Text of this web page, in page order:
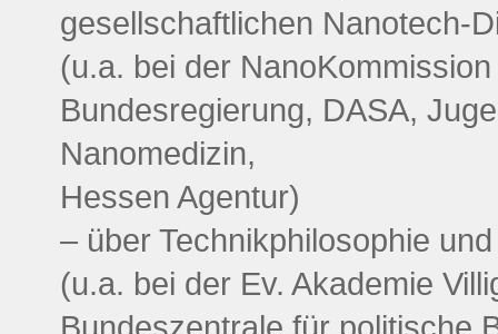
gesellschaftlichen Nanotech-
(u.a. bei der
Bundesregierung, DASA,
Nanomedizin,
Hessen Agentur)
– über Technikphilosophie
(u.a. bei der Ev. Akademie